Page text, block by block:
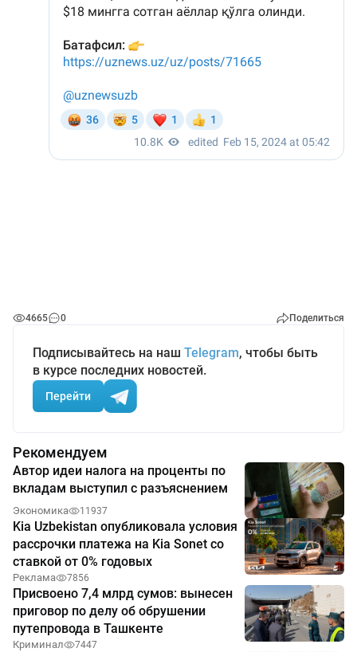
4665 0 Поделиться
Подписывайтесь на наш Telegram, чтобы быть
в курсе последних новостей.
Перейти
Рекомендуем
Автор идеи налога на проценты по
вкладам выступил с разъяснением
Экономика 11937
Kia Uzbekistan опубликовала условия
рассрочки платежа на Kia Sonet со
ставкой от 0% годовых
Реклама 7856
Присвоено 7,4 млрд сумов: вынесен
приговор по делу об обрушении
путепровода в Ташкенте
Криминал 7447